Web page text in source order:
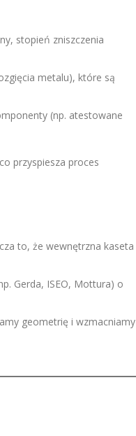
stopień zniszczenia
metalu), które są
(np. atestowane
przyspiesza proces
to, że wewnętrzna kaseta
Gerda, ISEO, Mottura) o
geometrię i wzmacniamy